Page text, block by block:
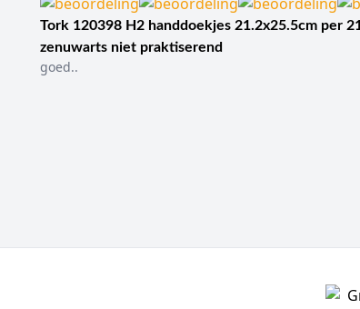
Alcoholdoekjes
vooral ingezet
Binnen deze
als
Tork 120398 H2 handdoekjes 21.2x25.5cm per
zenuwarts niet praktiserend
goed..